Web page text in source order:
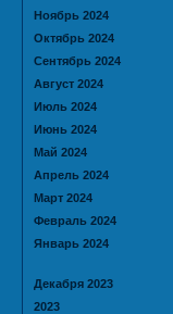
Ноябрь 2024
Октябрь 2024
Сентябрь 2024
Август 2024
Июль 2024
Июнь 2024
Май 2024
Апрель 2024
Март 2024
Февраль 2024
Январь 2024
Декабря 2023
2023